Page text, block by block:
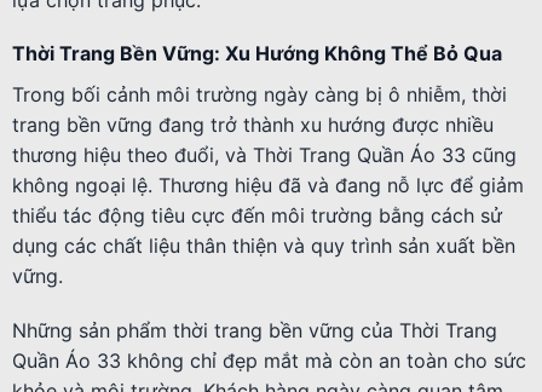
Thời Trang Bền Vững: Xu Hướng Không Thể Bỏ Qua
Trong bối cảnh môi trường ngày càng bị ô nhiễm, thời
trang bền vững đang trở thành xu hướng được nhiều
thương hiệu theo đuổi, và Thời Trang Quần Áo 33 cũng
không ngoại lệ. Thương hiệu đã và đang nỗ lực để giảm
thiểu tác động tiêu cực đến môi trường bằng cách sử
dụng các chất liệu thân thiện và quy trình sản xuất bền
vững.
Những sản phẩm thời trang bền vững của Thời Trang
Quần Áo 33 không chỉ đẹp mắt mà còn an toàn cho sức